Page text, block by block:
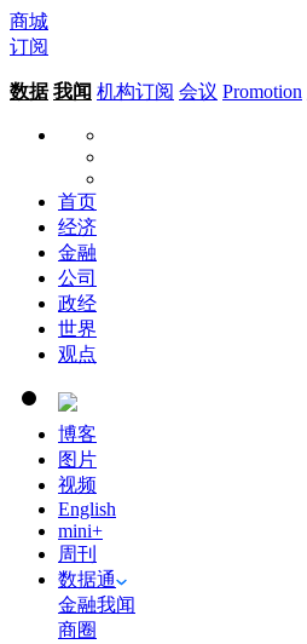
商城
订阅
数据 我闻 机构订阅 会议 Promotion
首页
经济
金融
公司
政经
世界
观点
博客
图片
视频
English
mini+
周刊
数据通
金融我闻
商圈